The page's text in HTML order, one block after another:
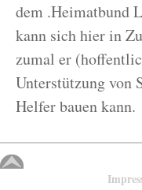
dem .Heimatbund
kann sich hier in
zumal er
Unterstützung von
Helfer bauen kann.